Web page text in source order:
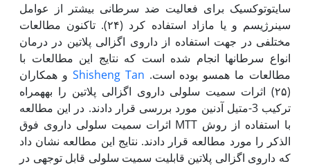
سایتوتوکسیک برای فعالیت ضد سرطانی بیشتر از عوامل
سینرژیسم و یا مازاد استفاده کرد (۲۴). تاکنون مطالعات
مختلفی در جهت استفاده از داروی اگزالی پلاتین در درمان
انواع سرطان‫ها انجام شده است که نتایج این مطالعات با
مطالعات ما همسو بوده است. Shisheng Tan و همکاران
(۲۵) اثرات سمیت سلولی داروی اگزالی پلاتین را به‫همراه
ترکیب 3-متیل آدنین مورد بررسی قرار دادند. در این مطالعه
با استفاده از روش MTT‌ اثرات سمیت سلولی داروی فوق
الذکر را مورد مطالعه قرار دادند. نتایج این مطالعه نشان داد
که داروی اگزالی پلاتین قابلیت سمیت سلولی قابل توجهی در